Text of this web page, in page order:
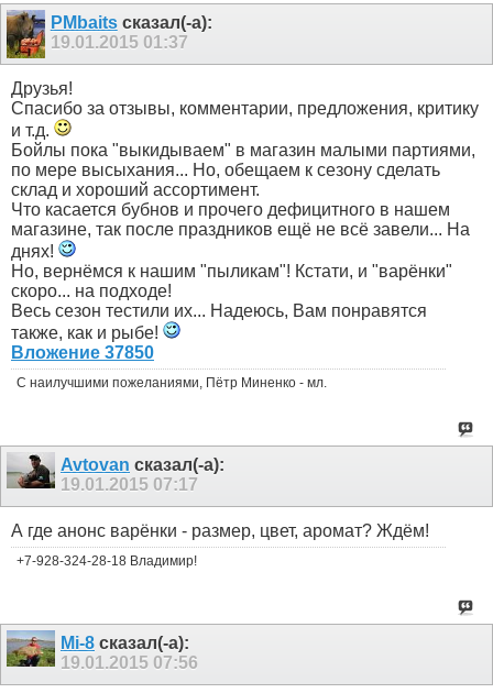
PMbaitsсказал(-а):
19.01.2015 01:37
Друзья!
Спасибо за отзывы, комментарии, предложения, критику
и т.д.
Бойлы пока "выкидываем" в магазин малыми партиями,
по мере высыхания... Но, обещаем к сезону сделать
склад и хороший ассортимент.
Что касается бубнов и прочего дефицитного в нашем
магазине, так после праздников ещё не всё завели... На
днях!
Но, вернёмся к нашим "пыликам"! Кстати, и "варёнки"
скоро... на подходе!
Весь сезон тестили их... Надеюсь, Вам понравятся
также, как и рыбе!
Вложение 37850
С наилучшими пожеланиями, Пётр Миненко - мл.
Avtovan сказал(-а):
19.01.2015 07:17
А где анонс варёнки - размер, цвет, аромат? Ждём!
+7-928-324-28-18 Владимир!
Mi-8 сказал(-а):
19.01.2015 07:56